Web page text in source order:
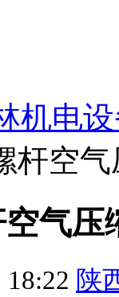
机电
杆空
空气
18:22 陕